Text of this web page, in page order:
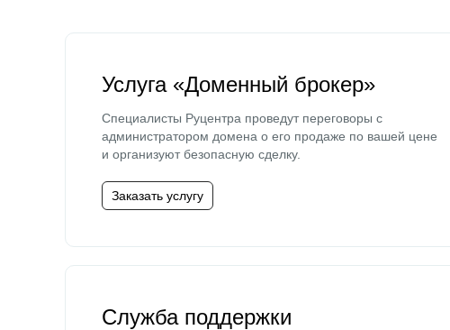
Услуга «Доменный брокер»
Специалисты Руцентра проведут переговоры с
администратором домена о его продаже по вашей цене
и организуют безопасную сделку.
Заказать услугу
Служба поддержки